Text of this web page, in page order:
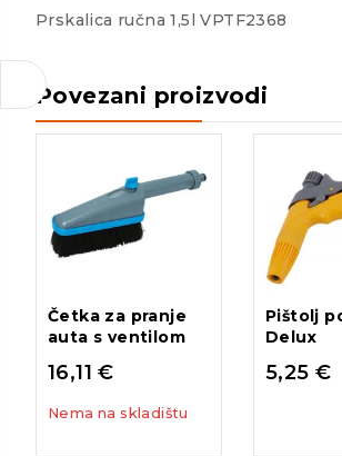
Prskalica ručna 1,5l VPTF2368
Povezani proizvodi
Četka za pranje
auta s ventilom
16,11€
Nema na skladištu
Pištolj
Delux
5,25 €